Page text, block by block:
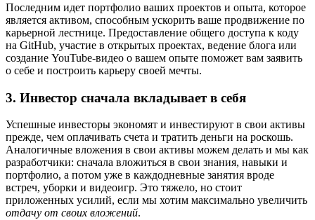
Последним идет портфолио ваших проектов и опыта, которое
является активом, способным ускорить ваше продвижение по
карьерной лестнице. Предоставление общего доступа к коду
на GitHub, участие в открытых проектах, ведение блога или
создание YouTube-видео о вашем опыте поможет вам заявить
о себе и построить карьеру своей мечты.
3. Инвестор сначала вкладывает в себя
Успешные инвесторы экономят и инвестируют в свои активы
прежде, чем оплачивать счета и тратить деньги на роскошь.
Аналогичные вложения в свои активы можем делать и мы как
разработчики: сначала вложиться в свои знания, навыки и
портфолио, а потом уже в каждодневные занятия вроде
встреч, уборки и видеоигр. Это тяжело, но стоит
приложенных усилий, если мы хотим максимально увеличить
отдачу от своих вложений.